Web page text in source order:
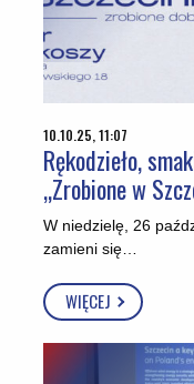
10.10.25, 11:07
Rękodzieło,
„Zrobione w
W niedzielę, 26
zamieni się…
WIĘCEJ